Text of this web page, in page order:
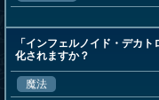
「インフェルノイド・デカ
化されますか？
魔法